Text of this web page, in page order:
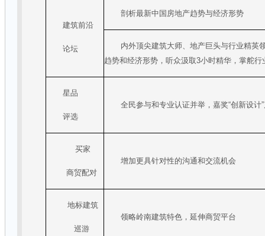
建筑前沿
论坛
剖析最新中国房地产趋势与经济形势
内外顶尖建筑大师、地产巨头与行业精英
趋势和经济形势，听众汲取3小时精华，掌舵行
星品
评选
全民参与和专业认证并举，嘉奖“创新设计”
买家
商贸配对
增加更具针对性的沟通和交流机会
地标建筑
巡游
领略岭南建筑特色，延伸商贸平台